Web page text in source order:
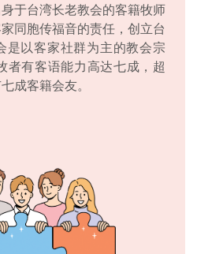
于台湾长老教会的客籍牧师
同胞传福音的责任，创立台
是以客家社群为主的教会宗
者有客语能力高达七成，超
成客籍会友。